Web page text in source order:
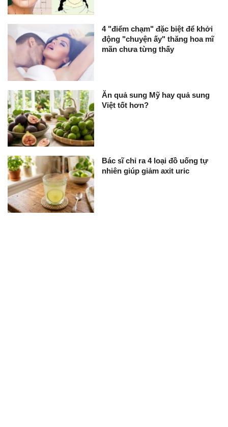
4 "điểm chạm" đặc biệt để khởi
động "chuyện ấy" thăng hoa mĩ
mãn chưa từng thấy
Ăn quả sung Mỹ hay quả sung
Việt tốt hơn?
Bác sĩ chỉ ra 4 loại đồ uống tự
nhiên giúp giảm axit uric